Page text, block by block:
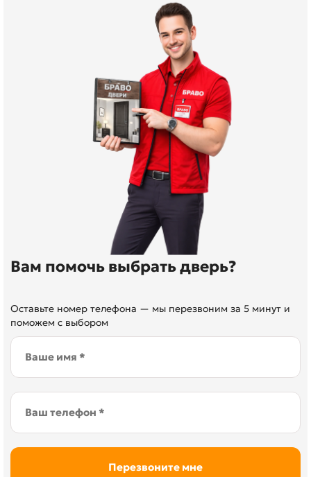
Вам помочь выбрать дверь?
Оставьте номер телефона — мы перезвоним за 5 минут и
поможем с выбором